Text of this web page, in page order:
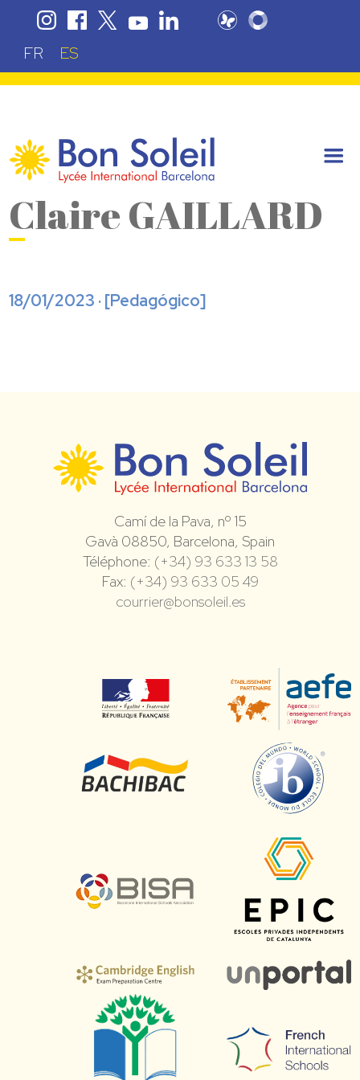
FR ES
Claire GAILLARD
18/01/2023 · [Pedagógico]
Camí de la Pava, nº 15
Gavà 08850, Barcelona, Spain
Téléphone: (+34) 93 633 13 58
Fax: (+34) 93 633 05 49
courrier@bonsoleil.es